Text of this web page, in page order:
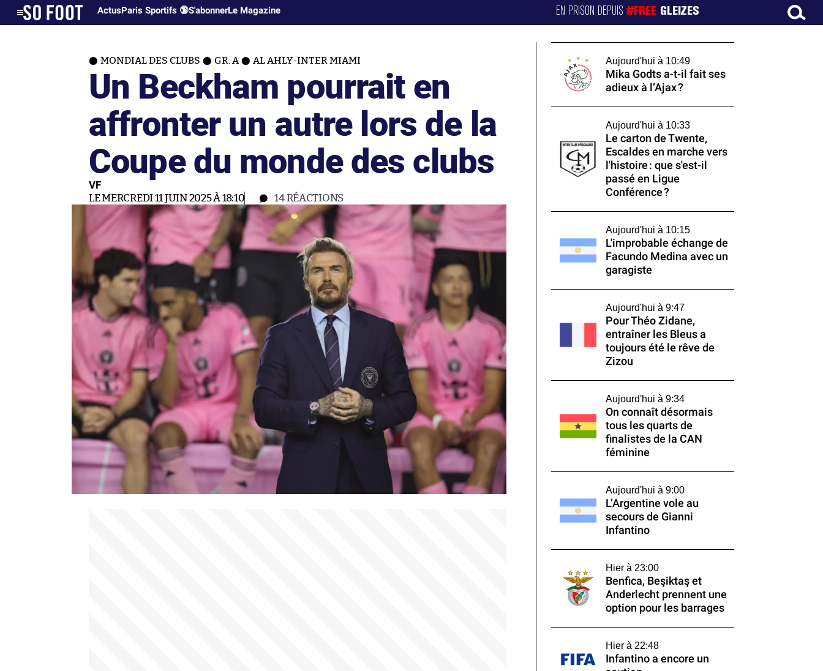
ActusParis Sportifs 🔞S'abonnerLe Magazine EN PRISON DEPUIS#FREE GLEIZES
MONDIAL DES CLUBS GR. A AL AHLY-INTER MIAMI
Un Beckham pourrait en
affronter un autre lors de la
Coupe du monde des clubs
VF
LE MERCREDI 11 JUIN 2025 À 18:10 14RÉACTIONS
Aujourd'hui à 10:49
Mika Godts a-t-il fait ses
adieux à l’Ajax ?
Aujourd'hui à 10:33
Le carton de Twente,
Escaldes en marche vers
l'histoire : que s'est-il
passé en Ligue
Conférence ?
Aujourd'hui à 10:15
L'improbable échange de
Facundo Medina avec un
garagiste
Aujourd'hui à 9:47
Pour Théo Zidane,
entraîner les Bleus a
toujours été le rêve de
Zizou
Aujourd'hui à 9:34
On connaît désormais
tous les quarts de
finalistes de la CAN
féminine
Aujourd'hui à 9:00
L’Argentine vole au
secours de Gianni
Infantino
Hier à 23:00
Benfica, Beşiktaş et
Anderlecht prennent une
option pour les barrages
Hier à 22:48
Infantino a encore un